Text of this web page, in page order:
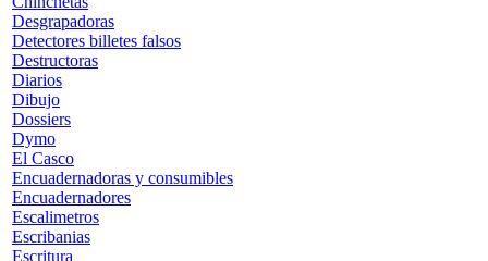
Desgrapadoras
Detectores billetes falsos
Destructoras
Diarios
Dibujo
Dossiers
Dymo
El Casco
Encuadernadoras y consumibles
Encuadernadores
Escalimetros
Escribanias
Escritura